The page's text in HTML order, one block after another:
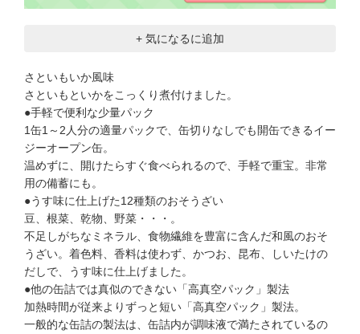
+ 気になるに追加
さといもいか風味
さといもといかをこっくり煮付けました。
●手軽で便利な少量パック
1缶1～2人分の適量パックで、缶切りなしでも開缶できるイー
ジーオープン缶。
温めずに、開けたらすぐ食べられるので、手軽で重宝。非常
用の備蓄にも。
●うす味に仕上げた12種類のおそうざい
豆、根菜、乾物、野菜・・・。
不足しがちなミネラル、食物繊維を豊富に含んだ和風のおそ
うざい。着色料、香料は使わず、かつお、昆布、しいたけの
だしで、うす味に仕上げました。
●他の缶詰では真似のできない「高真空パック」製法
加熱時間が従来よりずっと短い「高真空パック」製法。
一般的な缶詰の製法は、缶詰内が調味液で満たされているの